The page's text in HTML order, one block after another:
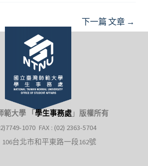
下一篇 文章 →
範大學 「 學生事務處 」 版權所有
1070 FAX : (02) 2363-5704
台北市和平東路一段162號